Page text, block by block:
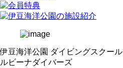
伊豆海洋公園 ダイビングスクール
ルビーナダイバーズ